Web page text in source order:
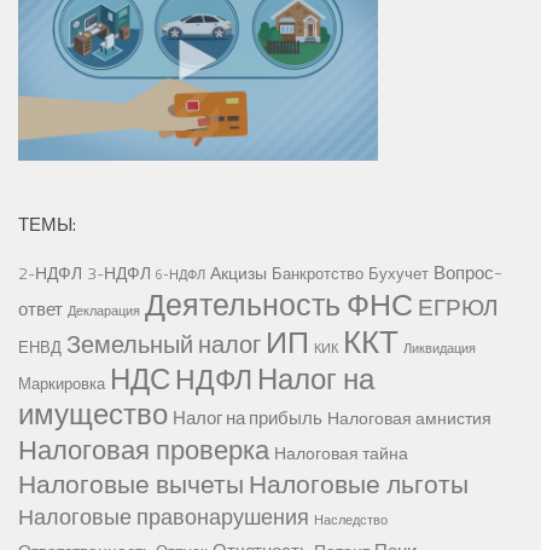
ТЕМЫ:
2-НДФЛ 3-НДФЛ 6-НДФЛ Акцизы Банкротство Бухучет Вопрос-
ответ Декларация Деятельность ФНС ЕГРЮЛ
ЕНВД Земельный налог ИП КИК ККТ Ликвидация
Маркировка НДС НДФЛ Налог на
имущество Налог на прибыль Налоговая амнистия
Налоговая проверка Налоговая тайна
Налоговые вычетыНалоговые льготы
Налоговые правонарушения Наследство